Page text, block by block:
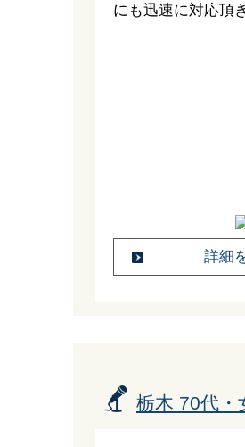
にも迅速に対応頂
詳細
栃木 70代・